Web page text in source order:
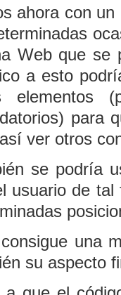
ahora con
Web que se
a esto
elementos
para
ver otros
se podría
usuario de
una
su aspecto